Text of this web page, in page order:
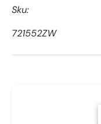
Sku:
721552ZW